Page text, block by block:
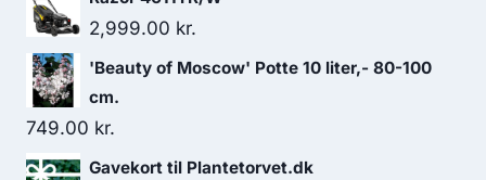
2,999.00 kr.
'Beauty of Moscow' Potte 10 liter,- 80-100
cm.
749.00 kr.
Gavekort til Plantetorvet.dk